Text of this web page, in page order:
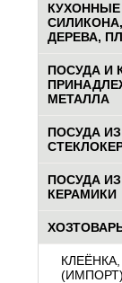
КУХОННЫЕ
ДЕРЕВА,
ПОСУДА И
МЕТАЛЛА
ПОСУДА
ПОСУДА
КЕРАМИКИ
(ИМПОРТ)